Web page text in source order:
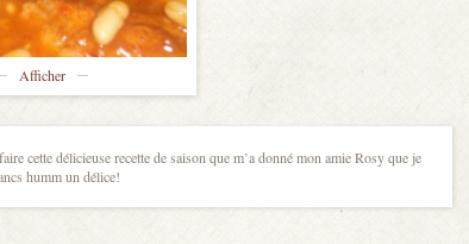
Afficher
cette délicieuse recette de saison que m’a donné mon amie Rosy que je
humm un délice!